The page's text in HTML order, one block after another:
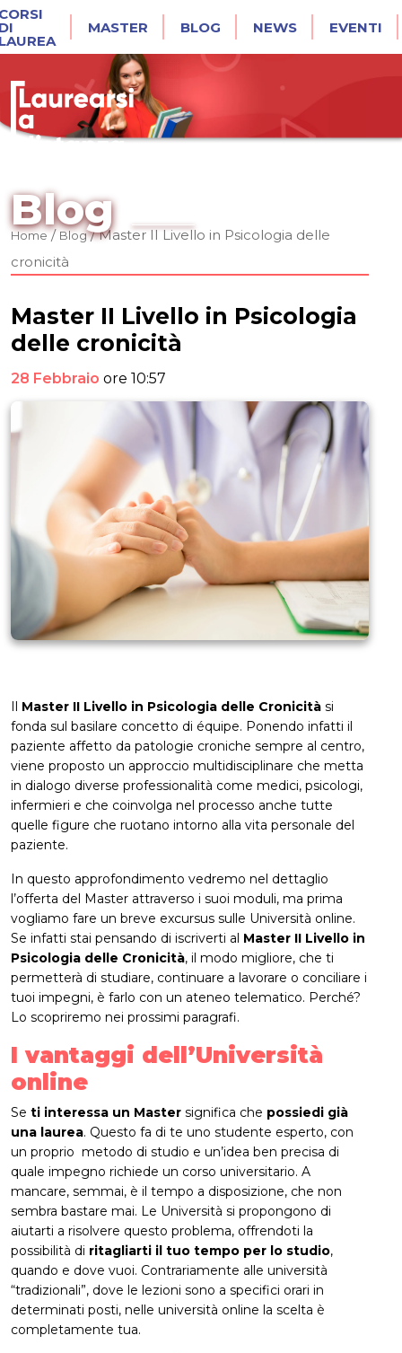
MASTER BLOG NEWS EVENTI
Blog
Home/Blog/Master II Livello in Psicologia delle
cronicità
Master II Livello in Psicologia
delle cronicità
28 Febbraio ore 10:57
Il Master II Livello in Psicologia delle Cronicità si
fonda sul basilare concetto di équipe. Ponendo infatti il
paziente affetto da patologie croniche sempre al centro,
viene proposto un approccio multidisciplinare che metta
in dialogo diverse professionalità come medici, psicologi,
infermieri e che coinvolga nel processo anche tutte
quelle figure che ruotano intorno alla vita personale del
paziente.
In questo approfondimento vedremo nel dettaglio
l’offerta del Master attraverso i suoi moduli, ma prima
vogliamo fare un breve excursus sulle Università online.
Se infatti stai pensando di iscriverti al Master II Livello in
Psicologia delle Cronicità, il modo migliore, che ti
permetterà di studiare, continuare a lavorare o conciliare i
tuoi impegni, è farlo con un ateneo telematico. Perché?
Lo scopriremo nei prossimi paragrafi.
I vantaggi dell’Università
online
Se ti interessa un Master significa che possiedi già
una laurea. Questo fa di te uno studente esperto, con
un proprio metodo di studio e un’idea ben precisa di
quale impegno richiede un corso universitario. A
mancare, semmai, è il tempo a disposizione, che non
sembra bastare mai. Le Università si propongono di
aiutarti a risolvere questo problema, offrendoti la
possibilità di ritagliarti il tuo tempo per lo studio,
quando e dove vuoi. Contrariamente alle università
“tradizionali”, dove le lezioni sono a specifici orari in
determinati posti, nelle università online la scelta è
completamente tua.